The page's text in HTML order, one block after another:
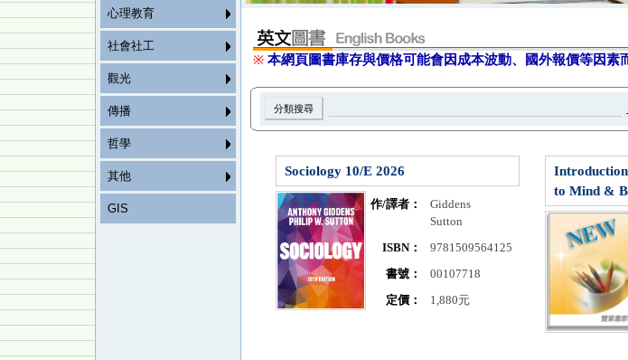
心理教育
社會社工
觀光
傳播
哲學
其他
GIS
※ 本網頁圖書庫存與價格可能會因成本波動、國外報價等因
Sociology 10/E 2026
作/譯者：
Giddens
Sutton
ISBN：
9781509564125
書號：
00107718
定價：
1,880元
to Mind &